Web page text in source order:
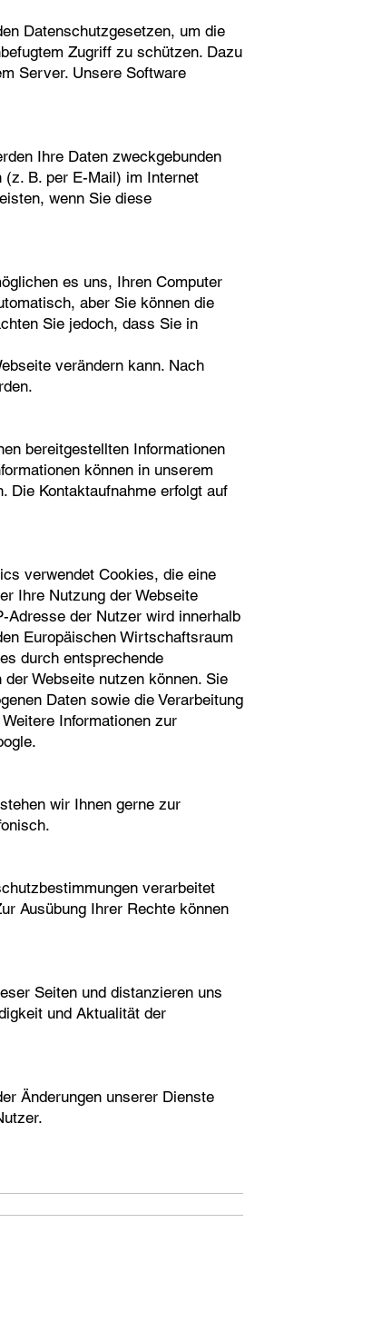
Datenschutzgesetzen, um die
Zugriff zu schützen. Dazu
Server. Unsere Software
Ihre Daten zweckgebunden
(z. B. per E-Mail) im Internet
wenn Sie diese
es uns, Ihren Computer
aber Sie können die
Sie jedoch, dass Sie in
verändern kann. Nach
bereitgestellten Informationen
können in unserem
Die Kontaktaufnahme erfolgt auf
verwendet Cookies, die eine
Ihre Nutzung der Webseite
Adresse der Nutzer wird innerhalb
Europäischen Wirtschaftsraum
durch entsprechende
Webseite nutzen können. Sie
Daten sowie die Verarbeitung
Informationen zur
wir Ihnen gerne zur
verarbeitet
Ausübung Ihrer Rechte können
Seiten und distanzieren uns
und Aktualität der
Änderungen unserer Dienste